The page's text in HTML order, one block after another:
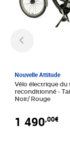
Nouvelle Attitude
Vélo électrique du
reconditionné - Taille normale -
Noir/ Rouge
1 490,00€